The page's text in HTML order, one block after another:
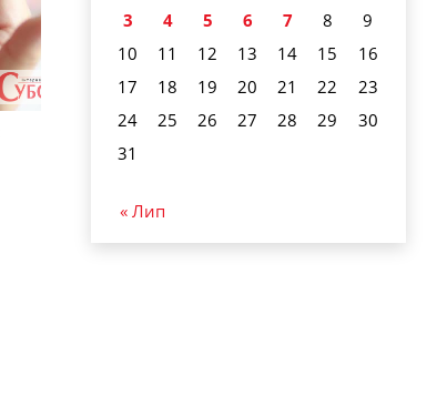
3
4 5 6 7 8
9
10
11 12 13 14 15
16
17
18 19 20 21 22
23
24
25 26 27 28 29
30
31
« Лип